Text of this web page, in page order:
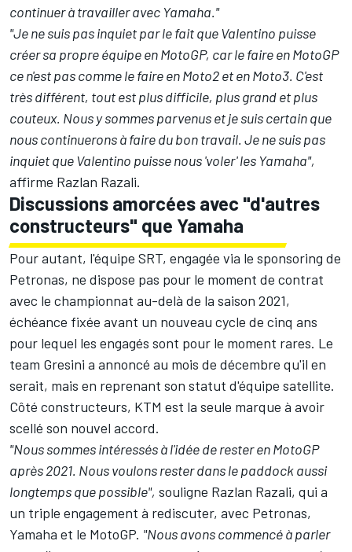
continuer à travailler avec Yamaha."
"Je ne suis pas inquiet par le fait que Valentino puisse
créer sa propre équipe en MotoGP, car le faire en MotoGP
ce n'est pas comme le faire en Moto2 et en Moto3. C'est
très différent, tout est plus difficile, plus grand et plus
couteux. Nous y sommes parvenus et je suis certain que
nous continuerons à faire du bon travail. Je ne suis pas
inquiet que Valentino puisse nous 'voler' les Yamaha",
affirme Razlan Razali.
Discussions amorcées avec "d'autres
constructeurs" que Yamaha
Pour autant, l'équipe SRT, engagée via le sponsoring de
Petronas, ne dispose pas pour le moment de contrat
avec le championnat au-delà de la saison 2021,
échéance fixée avant un nouveau cycle de cinq ans
pour lequel les engagés sont pour le moment rares. Le
team Gresini a annoncé au mois de décembre qu'il en
serait, mais en reprenant son statut d'équipe satellite.
Côté constructeurs, KTM est la seule marque à avoir
scellé son nouvel accord.
"Nous sommes intéressés à l'idée de rester en MotoGP
après 2021. Nous voulons rester dans le paddock aussi
longtemps que possible", souligne Razlan Razali, qui a
un triple engagement à rediscuter, avec Petronas,
Yamaha et le MotoGP. "Nous avons commencé à parler